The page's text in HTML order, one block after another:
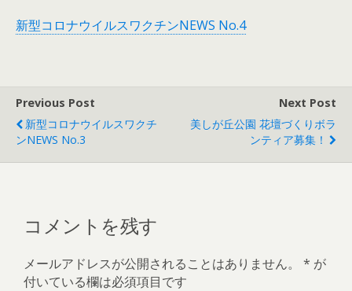
新型コロナウイルスワクチンNEWS No.4
Previous Post
新型コロナウイルスワクチ
ンNEWS No.3
Next Post
美しが丘公園 花壇づくりボラ
ンティア募集！
コメントを残す
メールアドレスが公開されることはありません。 * が
付いている欄は必須項目です